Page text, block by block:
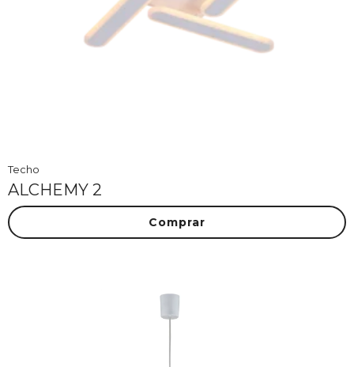
Techo
ALCHEMY 2
Comprar